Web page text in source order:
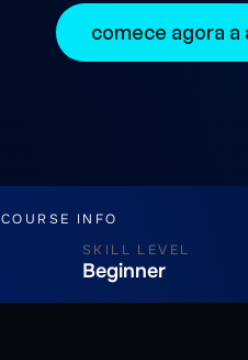
comece agora a
COURSE INFO
SKILL LEVEL
Beginner